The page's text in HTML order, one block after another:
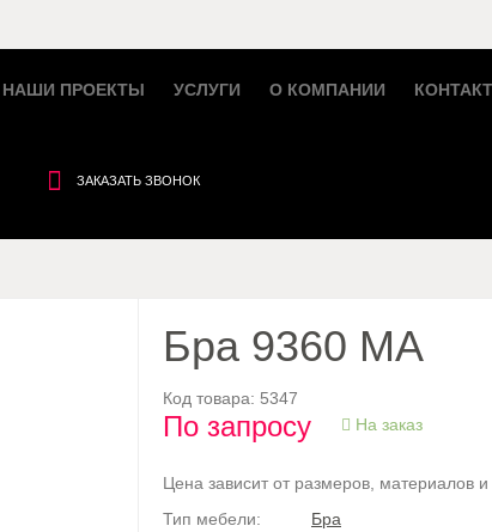
НАШИ ПРОЕКТЫ УСЛУГИ О КОМПАНИИ
ЗАКАЗАТЬ ЗВОНОК
Бра 9360 MA
Код товара: 5347
По запросу На заказ
Цена зависит от размеров, материалов
Тип мебели:
Бра